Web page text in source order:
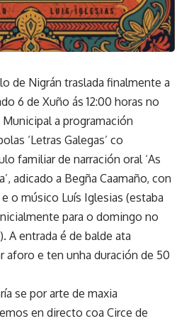
de Nigrán traslada finalmente a
6 de Xuño ás 12:00 horas no
a programación
‘Letras Galegas’ co
familiar de narración oral ‘As
adicado a Begña Caamaño, con
o músico Luís Iglesias (estaba
para o domingo no
A entrada é de balde ata
aforo e ten unha duración de 50
se por arte de maxia
en directo coa Circe de